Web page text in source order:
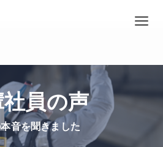
社員の声
音を聞きました